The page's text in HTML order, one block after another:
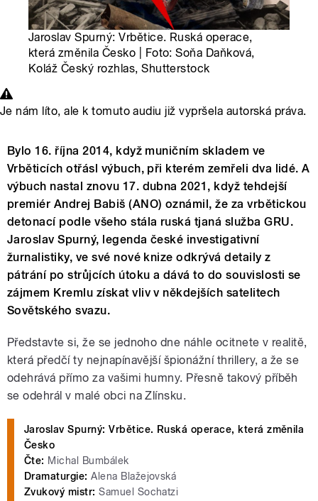
Jaroslav Spurný: Vrbětice. Ruská operace,
která změnila Česko | Foto: Soňa Daňková,
Koláž Český rozhlas, Shutterstock
Je nám líto, ale k tomuto audiu již vypršela autorská práva.
Bylo 16. října 2014, když muničním skladem ve
Vrběticích otřásl výbuch, při kterém zemřeli dva lidé. A
výbuch nastal znovu 17. dubna 2021, když tehdejší
premiér Andrej Babiš (ANO) oznámil, že za vrbětickou
detonací podle všeho stála ruská tjaná služba GRU.
Jaroslav Spurný, legenda české investigativní
žurnalistiky, ve své nové knize odkrývá detaily z
pátrání po strůjcích útoku a dává to do souvislosti se
zájmem Kremlu získat vliv v někdejších satelitech
Sovětského svazu.
Představte si, že se jednoho dne náhle ocitnete v realitě,
která předčí ty nejnapínavější špionážní thrillery, a že se
odehrává přímo za vašimi humny. Přesně takový příběh
se odehrál v malé obci na Zlínsku.
Jaroslav Spurný: Vrbětice. Ruská operace, která změnila
Česko
Čte: Michal Bumbálek
Dramaturgie: Alena Blažejovská
Zvukový mistr: Samuel Sochatzi